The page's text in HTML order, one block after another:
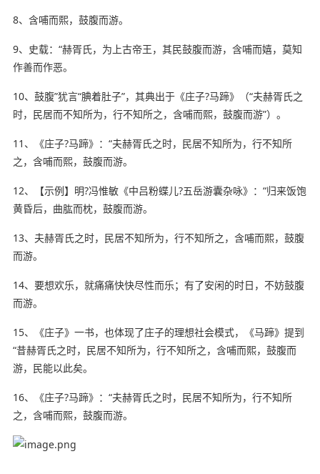
8、含哺而熙，鼓腹而游。
9、史载：“赫胥氏，为上古帝王，其民鼓腹而游，含哺而嬉，莫知
作善而作恶。
10、鼓腹”犹言“腆着肚子”，其典出于《庄子?马蹄》（“夫赫胥氏之
时，民居而不知所为，行不知所之，含哺而熙，鼓腹而游”）。
11、《庄子?马蹄》：“夫赫胥氏之时，民居不知所为，行不知所
之，含哺而熙，鼓腹而游。
12、【示例】明?冯惟敏《中吕粉蝶儿?五岳游囊杂咏》：“归来饭饱
黄昏后，曲肱而枕，鼓腹而游。
13、夫赫胥氏之时，民居不知所为，行不知所之，含哺而熙，鼓腹
而游。
14、要想欢乐，就痛痛快快尽性而乐；有了安闲的时日， 不妨鼓腹
而游。
15、《庄子》一书，也体现了庄子的理想社会模式，《马蹄》提到
“昔赫胥氏之时，民居不知所为，行不知所之，含哺而熙，鼓腹而
游，民能以此矣。
16、《庄子?马蹄》：“夫赫胥氏之时，民居不知所为，行不知所
之，含哺而熙，鼓腹而游。